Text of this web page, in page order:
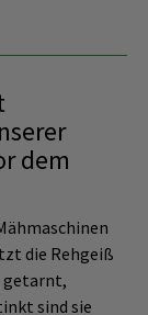
dem
die Rehgeiß
getarnt,
sind sie